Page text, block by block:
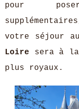
pour
votre séjour
Loire sera à
plus royaux.